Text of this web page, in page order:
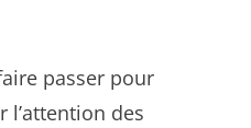
passer pour
l’attention des